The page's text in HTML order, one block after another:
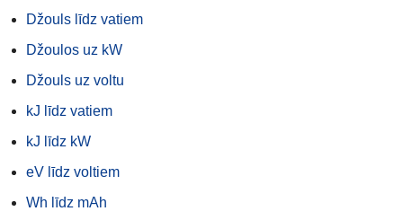
Džouls līdz vatiem
Džoulos uz kW
Džouls uz voltu
kJ līdz vatiem
kJ līdz kW
eV līdz voltiem
Wh līdz mAh